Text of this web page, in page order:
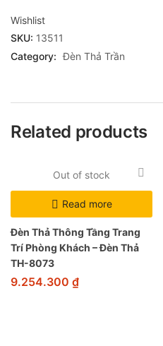
Wishlist
SKU: 13511
Category: Đèn Thả Trần
Related products
Out of stock
Read more
Đèn Thả Thông Tầng Trang
Trí Phòng Khách – Đèn Thả
TH-8073
9.254.300 ₫